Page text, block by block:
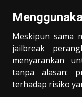
Meskipun sama
jailbreak
menyarankan
tanpa alasan:
terhadap risiko